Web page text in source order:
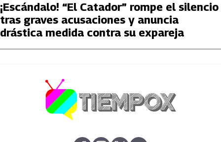
¡Escándalo! “El Catador” rompe el silencio
tras graves acusaciones y anuncia
drástica medida contra su expareja
abre en nueva pestaña
abre en nueva pestaña
abre en nueva pestaña